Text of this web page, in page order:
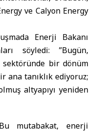
ve Calyon Energy
Enerji Bakanı
söyledi: ”Bugün,
bir dönüm
ana tanıklık ediyoruz;
altyapıyı yeniden
mutabakat, enerji